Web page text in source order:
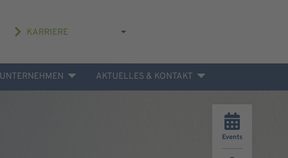
KARRIERE
UNTERNEHMEN AKTUELLES & KONTAKT
Events